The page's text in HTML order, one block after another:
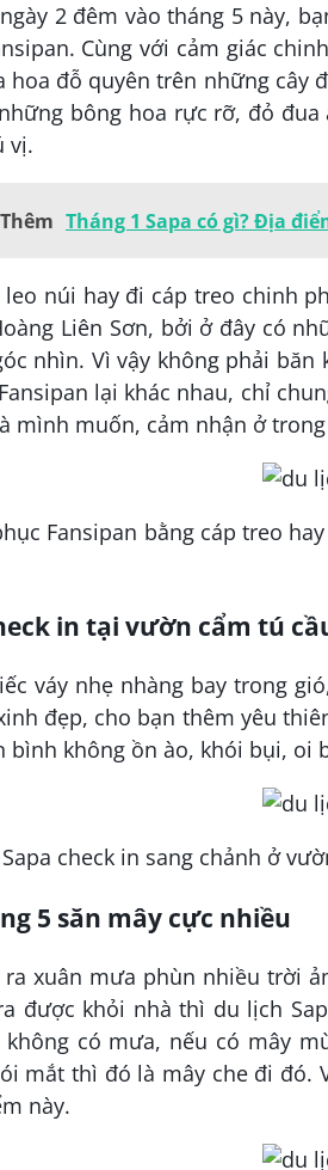
2 đêm vào tháng 5 này,
Cùng với cảm giác
hoa đỗ quyên trên những cây
bông hoa rực rỡ, đỏ
vị.
Tháng 1 Sapa có gì? Địa
leo núi hay đi cáp treo chinh
Liên Sơn, bởi ở đây có
nhìn. Vì vậy không phải
lại khác nhau, chỉ
mình muốn, cảm nhận ở
Fansipan bằng cáp treo
in tại vườn cẩm tú
váy nhẹ nhàng bay trong
đẹp, cho bạn thêm yêu
bình không ồn ào, khói bụi, oi
check in sang chảnh ở
5 săn mây cực nhiều
ra xuân mưa phùn nhiều trời
được khỏi nhà thì du lịch
có mưa, nếu có mây
mắt thì đó là mây che đi đó.
này.